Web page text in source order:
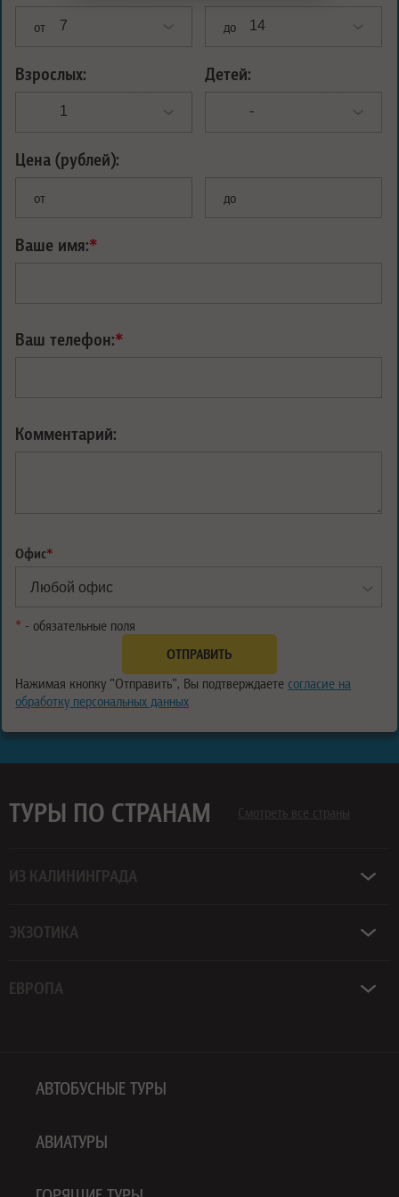
от до
Взрослых: Детей:
Цена (рублей):
от до
Ваше имя:*
Ваш телефон:*
Комментарий:
Офис*
* - обязательные поля
Нажимая кнопку "Отправить", Вы подтверждаете согласие на
обработку персональных данных
ТУРЫ ПО СТРАНАМ Смотреть все страны
ИЗ КАЛИНИНГРАДА
ЭКЗОТИКА
ЕВРОПА
АВТОБУСНЫЕ ТУРЫ
АВИАТУРЫ